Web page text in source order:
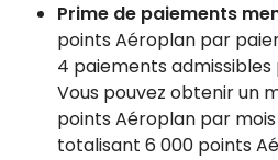
Prime de paiements
points Aéroplan par
4 paiements
Vous pouvez obtenir un
points Aéroplan par
totalisant 6 000 points